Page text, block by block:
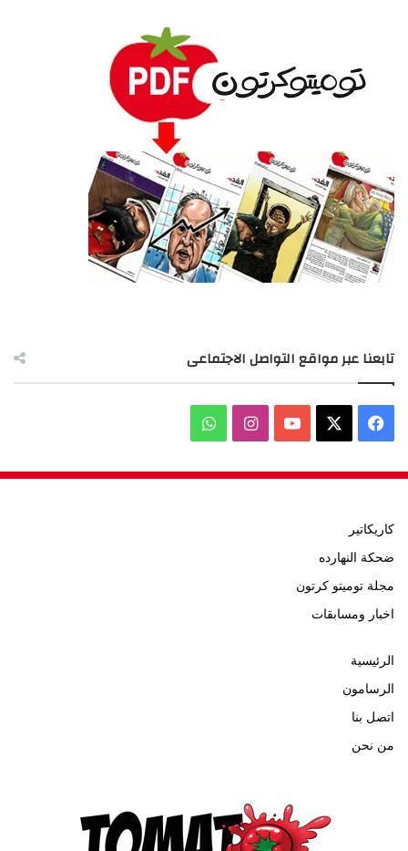
تابعنا عبر مواقع التواصل الاجتماعى
فيسبوك ‫YouTubeانستقرامواتساب
كاريكاتير
ضحكة النهارده
مجلة توميتو كرتون
اخبار ومسابقات
الرئيسية
الرسامون
اتصل بنا
من نحن